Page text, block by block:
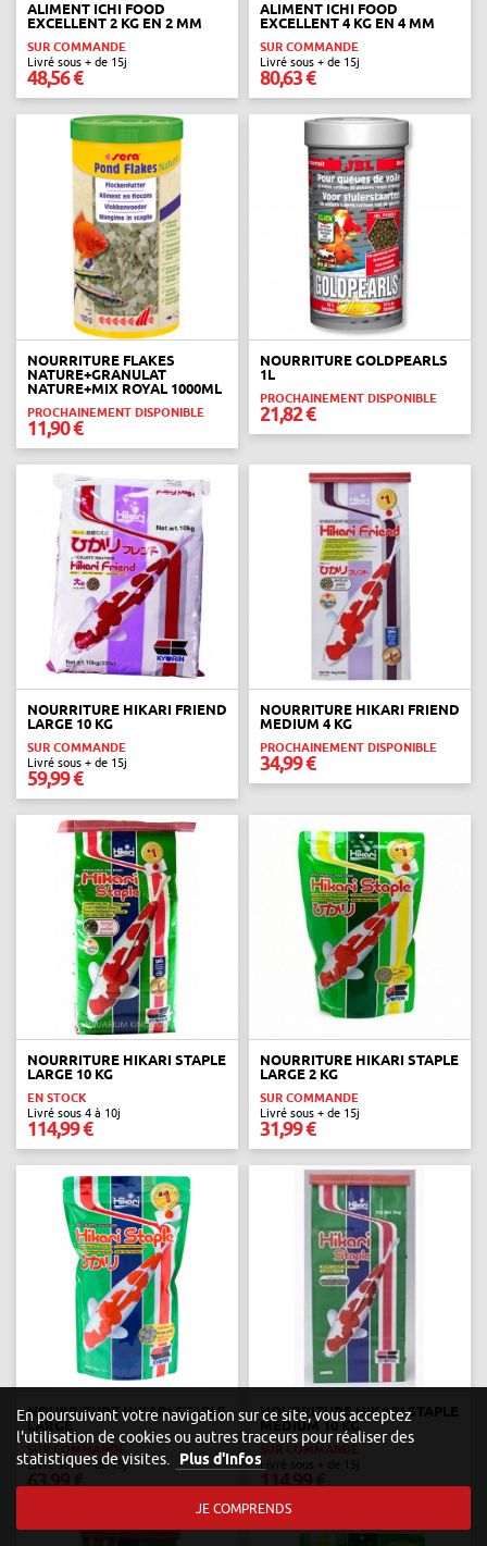
ALIMENT ICHI FOOD
EXCELLENT 2 KG EN 2 MM
SUR COMMANDE
Livré sous + de 15j
48,56 €
ALIMENT ICHI FOOD
EXCELLENT 4 KG EN 4 MM
SUR COMMANDE
Livré sous + de 15j
80,63 €
NOURRITURE FLAKES
NATURE+GRANULAT
NATURE+MIX ROYAL 1000ML
PROCHAINEMENT DISPONIBLE
11,90 €
NOURRITURE GOLDPEARLS
1L
PROCHAINEMENT DISPONIBLE
21,82 €
NOURRITURE HIKARI FRIEND
LARGE 10 KG
SUR COMMANDE
Livré sous + de 15j
59,99 €
NOURRITURE HIKARI FRIEND
MEDIUM 4 KG
PROCHAINEMENT DISPONIBLE
34,99 €
NOURRITURE HIKARI STAPLE
LARGE 10 KG
EN STOCK
Livré sous 4 à 10j
114,99 €
NOURRITURE HIKARI STAPLE
LARGE 2 KG
SUR COMMANDE
Livré sous + de 15j
31,99 €
NOURRITURE HIKARI STAPLE
LARGE
SUR COMMANDE
Livré sous + de 15j
NOURRITURE HIKARI STAPLE
MEDIUM 10 KG
SUR COMMANDE
Livré sous + de 15j
En poursuivant votre navigation sur ce site, vous acceptez
l'utilisation de cookies ou autres traceurs pour réaliser des
statistiques de visites.
Plus d'infos
JE COMPRENDS